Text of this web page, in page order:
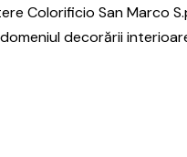
Colorificio San Marco
decorării